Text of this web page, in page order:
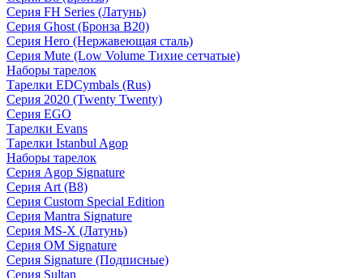
Серия FH Series (Латунь)
Серия Ghost (Бронза B20)
Серия Hero (Нержавеющая сталь)
Серия Mute (Low Volume Тихие сетчатые)
Наборы тарелок
Тарелки EDCymbals (Rus)
Серия 2020 (Twenty Twenty)
Серия EGO
Тарелки Evans
Тарелки Istanbul Agop
Наборы тарелок
Серия Agop Signature
Серия Art (B8)
Серия Custom Special Edition
Серия Mantra Signature
Серия MS-X (Латунь)
Серия OM Signature
Серия Signature (Подписные)
Серия Sultan